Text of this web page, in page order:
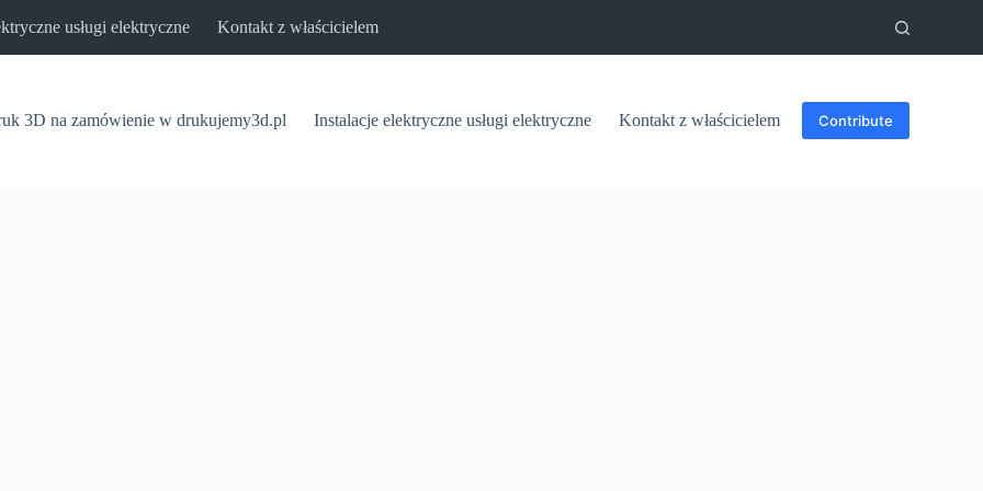
usługi elektryczne Kontakt z właścicielem
3D na zamówienie w drukujemy3d.pl Instalacje elektryczne usługi elektryczne Kontakt z właścicielem Contribute